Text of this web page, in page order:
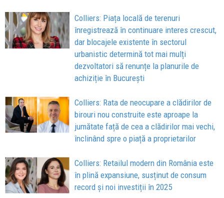
Colliers: Piața locală de terenuri
înregistrează în continuare interes crescut,
dar blocajele existente în sectorul
urbanistic determină tot mai mulți
dezvoltatori să renunțe la planurile de
achiziție în București
Colliers: Rata de neocupare a clădirilor de
birouri nou construite este aproape la
jumătate față de cea a clădirilor mai vechi,
înclinând spre o piață a proprietarilor
Colliers: Retailul modern din România este
în plină expansiune, susținut de consum
record și noi investiții în 2025